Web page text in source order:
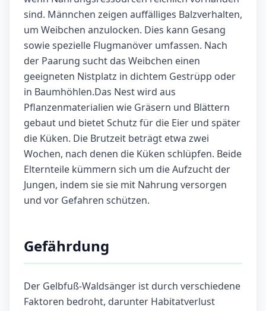
sind. Männchen zeigen auffälliges Balzverhalten,
um Weibchen anzulocken. Dies kann Gesang
sowie spezielle Flugmanöver umfassen. Nach
der Paarung sucht das Weibchen einen
geeigneten Nistplatz in dichtem Gestrüpp oder
in Baumhöhlen.Das Nest wird aus
Pflanzenmaterialien wie Gräsern und Blättern
gebaut und bietet Schutz für die Eier und später
die Küken. Die Brutzeit beträgt etwa zwei
Wochen, nach denen die Küken schlüpfen. Beide
Elternteile kümmern sich um die Aufzucht der
Jungen, indem sie sie mit Nahrung versorgen
und vor Gefahren schützen.
Gefährdung
Der Gelbfuß-Waldsänger ist durch verschiedene
Faktoren bedroht, darunter Habitatverlust